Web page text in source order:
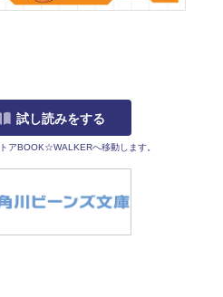
試し読みをする
アBOOK☆WALKERへ移動します。